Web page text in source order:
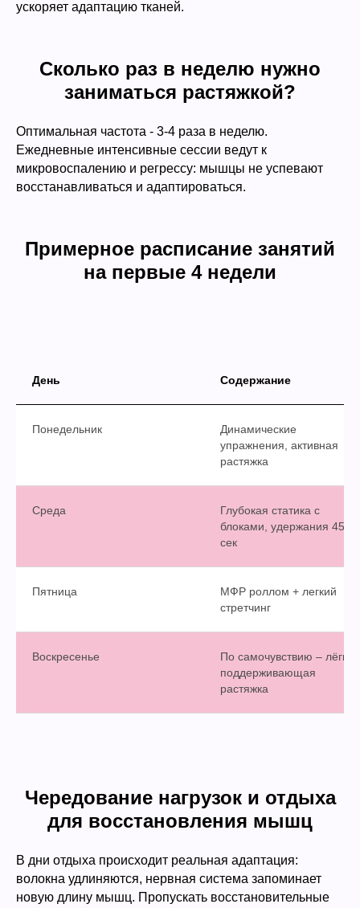
ускоряет адаптацию тканей.
Сколько раз в неделю нужно
заниматься растяжкой?
Оптимальная частота - 3-4 раза в неделю.
Ежедневные интенсивные сессии ведут к
микровоспалению и регрессу: мышцы не успевают
восстанавливаться и адаптироваться.
Примерное расписание занятий
на первые 4 недели
День Содержание
Понедельник
Динамические
упражнения, активная
растяжка
Среда
Глубокая статика с
блоками, удержания 45-
сек
Пятница
МФР роллом + легкий
стретчинг
Воскресенье
По самочувствию – лёгкая
поддерживающая
растяжка
Чередование нагрузок и отдыха
для восстановления мышц
В дни отдыха происходит реальная адаптация:
волокна удлиняются, нервная система запоминает
новую длину мышц. Пропускать восстановительные